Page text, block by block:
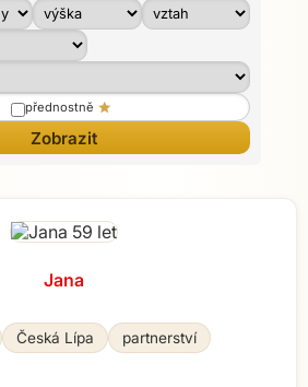
přednostně star
Jana
Česká Lípa partnerství